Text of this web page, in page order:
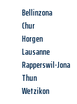
Bellinzona
Chur
Horgen
Lausanne
Rapperswil-Jona
Thun
Wetzikon